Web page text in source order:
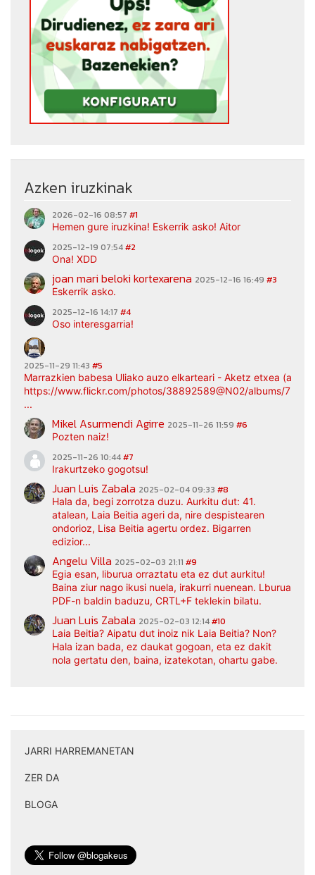
Azken iruzkinak
2026-02-16 08:57 #1
Hemen gure iruzkina! Eskerrik asko! Aitor
2025-12-19 07:54#2
Ona! XDD
joan mari beloki kortexarena 2025-12-16 16:49 #3
Eskerrik asko.
2025-12-16 14:17 #4
Oso interesgarria!
2025-11-29 11:43 #5
Marrazkien babesa Uliako auzo elkarteari - Aketz etxea
https://www.flickr.com/photos/38892589@N02/albums/
...
Mikel Asurmendi Agirre 2025-11-26 11:59 #6
Pozten naiz!
2025-11-26 10:44#7
Irakurtzeko gogotsu!
Juan Luis Zabala 2025-02-04 09:33 #8
Hala da, begi zorrotza duzu. Aurkitu dut: 41.
atalean, Laia Beitia ageri da, nire despistearen
ondorioz, Lisa Beitia agertu ordez. Bigarren
edizior...
Angelu Villa 2025-02-03 21:11 #9
Egia esan, liburua orraztatu eta ez dut aurkitu!
Baina ziur nago ikusi nuela, irakurri nuenean. Lburua
PDF-n baldin baduzu, CRTL+F teklekin bilatu.
Juan Luis Zabala 2025-02-03 12:14#10
Laia Beitia? Aipatu dut inoiz nik Laia Beitia? Non?
Hala izan bada, ez daukat gogoan, eta ez dakit
nola gertatu den, baina, izatekotan, ohartu gabe.
JARRI HARREMANETAN
ZER DA
BLOGA